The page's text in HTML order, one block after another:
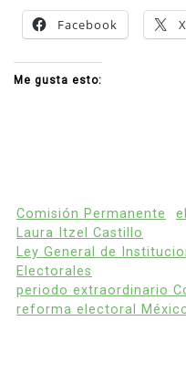
Facebook X
Me gusta esto:
Comisión Permanente
Laura Itzel Castillo
Ley General de
Electorales
periodo extraordinario
reforma electoral